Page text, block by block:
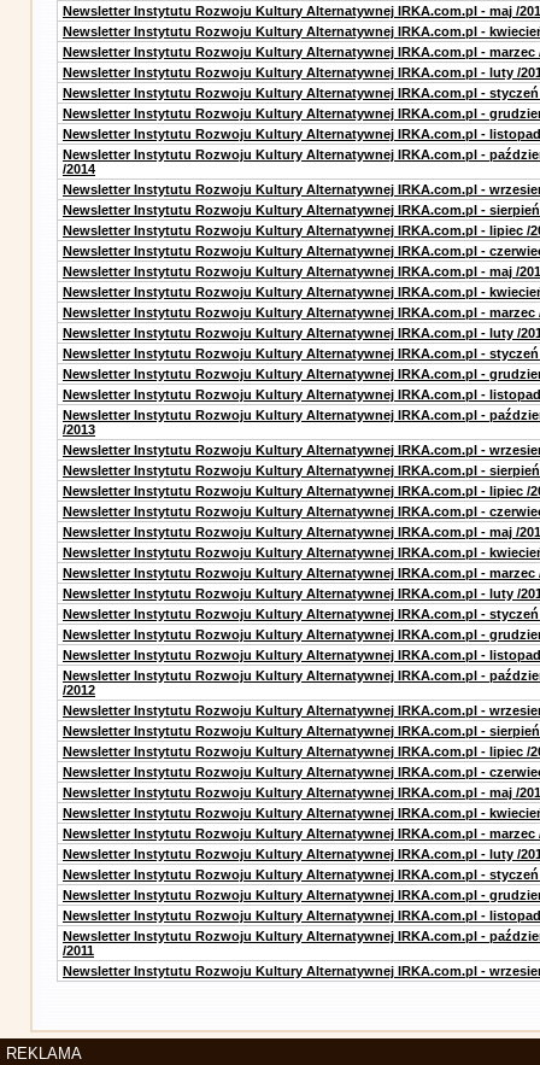
Newsletter Instytutu Rozwoju Kultury Alternatywnej IRKA.com.pl - maj /
Newsletter Instytutu Rozwoju Kultury Alternatywnej IRKA.com.pl -
Newsletter Instytutu Rozwoju Kultury Alternatywnej IRKA.com.pl - marzec
Newsletter Instytutu Rozwoju Kultury Alternatywnej IRKA.com.pl - luty /
Newsletter Instytutu Rozwoju Kultury Alternatywnej IRKA.com.pl - styczeń
Newsletter Instytutu Rozwoju Kultury Alternatywnej IRKA.com.pl -
Newsletter Instytutu Rozwoju Kultury Alternatywnej IRKA.com.pl - listopad
Newsletter Instytutu Rozwoju Kultury Alternatywnej IRKA.com.pl -
/2014
Newsletter Instytutu Rozwoju Kultury Alternatywnej IRKA.com.pl -
Newsletter Instytutu Rozwoju Kultury Alternatywnej IRKA.com.pl - sierpień
Newsletter Instytutu Rozwoju Kultury Alternatywnej IRKA.com.pl - lipiec /
Newsletter Instytutu Rozwoju Kultury Alternatywnej IRKA.com.pl -
Newsletter Instytutu Rozwoju Kultury Alternatywnej IRKA.com.pl - maj /
Newsletter Instytutu Rozwoju Kultury Alternatywnej IRKA.com.pl -
Newsletter Instytutu Rozwoju Kultury Alternatywnej IRKA.com.pl - marzec
Newsletter Instytutu Rozwoju Kultury Alternatywnej IRKA.com.pl - luty /
Newsletter Instytutu Rozwoju Kultury Alternatywnej IRKA.com.pl - styczeń
Newsletter Instytutu Rozwoju Kultury Alternatywnej IRKA.com.pl -
Newsletter Instytutu Rozwoju Kultury Alternatywnej IRKA.com.pl - listopad
Newsletter Instytutu Rozwoju Kultury Alternatywnej IRKA.com.pl -
/2013
Newsletter Instytutu Rozwoju Kultury Alternatywnej IRKA.com.pl -
Newsletter Instytutu Rozwoju Kultury Alternatywnej IRKA.com.pl - sierpień
Newsletter Instytutu Rozwoju Kultury Alternatywnej IRKA.com.pl - lipiec /
Newsletter Instytutu Rozwoju Kultury Alternatywnej IRKA.com.pl -
Newsletter Instytutu Rozwoju Kultury Alternatywnej IRKA.com.pl - maj /
Newsletter Instytutu Rozwoju Kultury Alternatywnej IRKA.com.pl -
Newsletter Instytutu Rozwoju Kultury Alternatywnej IRKA.com.pl - marzec
Newsletter Instytutu Rozwoju Kultury Alternatywnej IRKA.com.pl - luty /
Newsletter Instytutu Rozwoju Kultury Alternatywnej IRKA.com.pl - styczeń
Newsletter Instytutu Rozwoju Kultury Alternatywnej IRKA.com.pl -
Newsletter Instytutu Rozwoju Kultury Alternatywnej IRKA.com.pl - listopad
Newsletter Instytutu Rozwoju Kultury Alternatywnej IRKA.com.pl -
/2012
Newsletter Instytutu Rozwoju Kultury Alternatywnej IRKA.com.pl -
Newsletter Instytutu Rozwoju Kultury Alternatywnej IRKA.com.pl - sierpień
Newsletter Instytutu Rozwoju Kultury Alternatywnej IRKA.com.pl - lipiec /
Newsletter Instytutu Rozwoju Kultury Alternatywnej IRKA.com.pl -
Newsletter Instytutu Rozwoju Kultury Alternatywnej IRKA.com.pl - maj /
Newsletter Instytutu Rozwoju Kultury Alternatywnej IRKA.com.pl -
Newsletter Instytutu Rozwoju Kultury Alternatywnej IRKA.com.pl - marzec
Newsletter Instytutu Rozwoju Kultury Alternatywnej IRKA.com.pl - luty /
Newsletter Instytutu Rozwoju Kultury Alternatywnej IRKA.com.pl - styczeń
Newsletter Instytutu Rozwoju Kultury Alternatywnej IRKA.com.pl -
Newsletter Instytutu Rozwoju Kultury Alternatywnej IRKA.com.pl - listopad
Newsletter Instytutu Rozwoju Kultury Alternatywnej IRKA.com.pl -
/2011
Newsletter Instytutu Rozwoju Kultury Alternatywnej IRKA.com.pl -
REKLAMA